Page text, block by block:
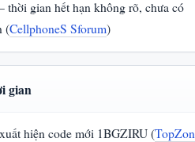
thời gian hết hạn không rõ, chưa có
(CellphoneS Sforum)
gian
hiện code mới 1BGZIRU (